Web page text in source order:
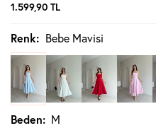
1.599,90 TL
Renk: Bebe Mavisi
Beden: M